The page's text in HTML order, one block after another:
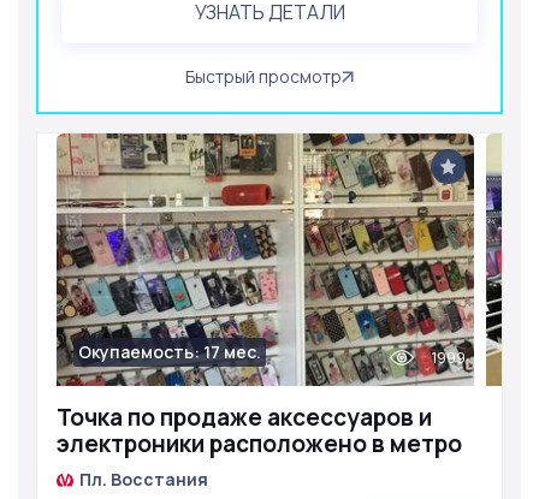
УЗНАТЬ ДЕТАЛИ
Быстрый просмотр
Точка по продаже аксессуаров и
электроники расположено в метро
Окупаемость: 17 мес. 1999
Пл. Восстания